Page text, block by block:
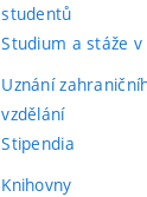
studentů
Studium a stáže
Uznání
vzdělání
Stipendia
Knihovny(externí